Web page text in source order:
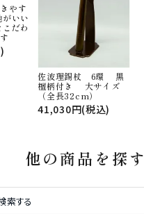
やす
いい
だわ
佐波理錫杖 6環 黒
檀柄付き 大サイズ
（全長32cm）
41,030円(税込)
他の商品を探す